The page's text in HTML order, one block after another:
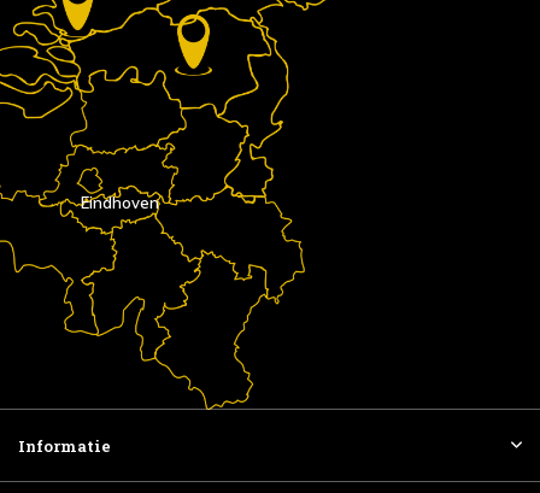
Eindhoven
Informatie